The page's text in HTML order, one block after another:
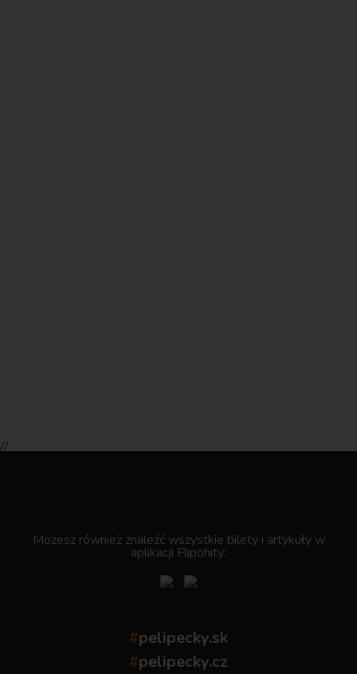
//
Możesz również znaleźć wszystkie bilety i artykuły w
aplikacji Flipohity:
#pelipecky.sk
#pelipecky.cz